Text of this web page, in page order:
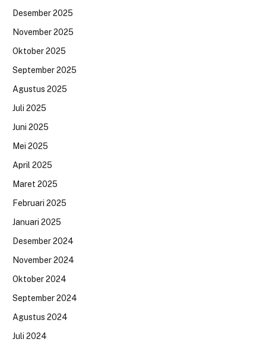
Desember 2025
November 2025
Oktober 2025
September 2025
Agustus 2025
Juli 2025
Juni 2025
Mei 2025
April 2025
Maret 2025
Februari 2025
Januari 2025
Desember 2024
November 2024
Oktober 2024
September 2024
Agustus 2024
Juli 2024